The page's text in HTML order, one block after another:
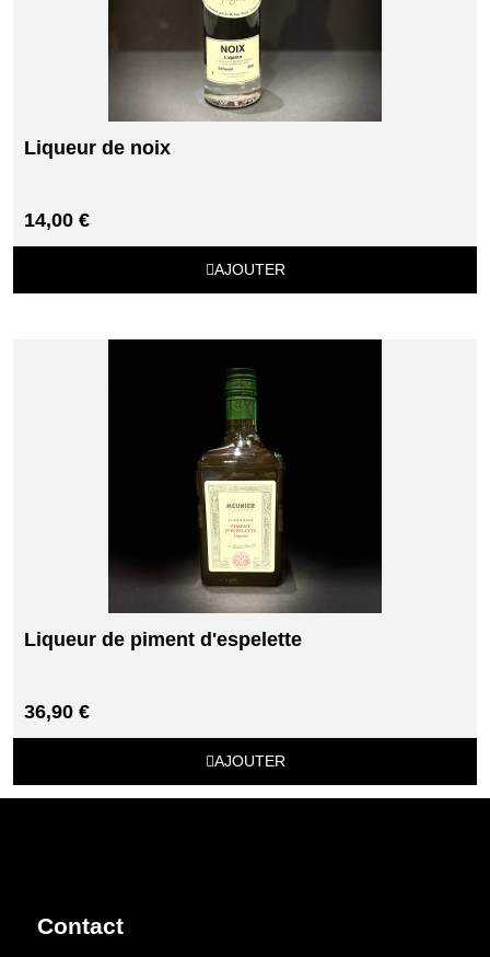
Liqueur de noix
14,00 €
AJOUTER
Liqueur de piment d'espelette
36,90 €
AJOUTER
Contact